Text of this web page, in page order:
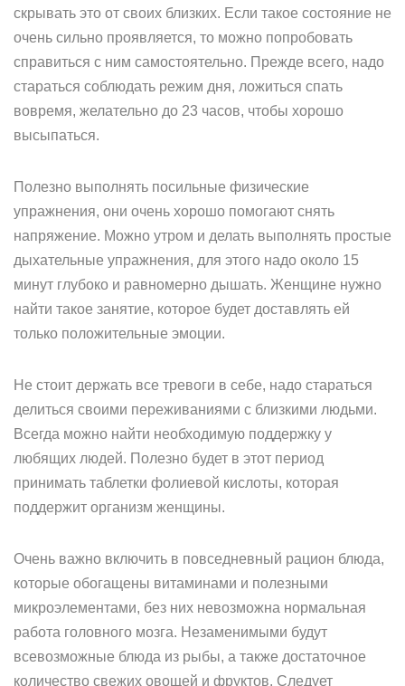
скрывать это от своих близких. Если такое состояние не
очень сильно проявляется, то можно попробовать
справиться с ним самостоятельно. Прежде всего, надо
стараться соблюдать режим дня, ложиться спать
вовремя, желательно до 23 часов, чтобы хорошо
высыпаться.
Полезно выполнять посильные физические
упражнения, они очень хорошо помогают снять
напряжение. Можно утром и делать выполнять простые
дыхательные упражнения, для этого надо около 15
минут глубоко и равномерно дышать. Женщине нужно
найти такое занятие, которое будет доставлять ей
только положительные эмоции.
Не стоит держать все тревоги в себе, надо стараться
делиться своими переживаниями с близкими людьми.
Всегда можно найти необходимую поддержку у
любящих людей. Полезно будет в этот период
принимать таблетки фолиевой кислоты, которая
поддержит организм женщины.
Очень важно включить в повседневный рацион блюда,
которые обогащены витаминами и полезными
микроэлементами, без них невозможна нормальная
работа головного мозга. Незаменимыми будут
всевозможные блюда из рыбы, а также достаточное
количество свежих овощей и фруктов. Следует